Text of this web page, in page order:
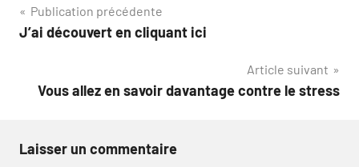
Navigation
de
Publication précédente
J’ai découvert en cliquant ici
Article suivant
Vous allez en savoir davantage contre le stress
Laisser un commentaire